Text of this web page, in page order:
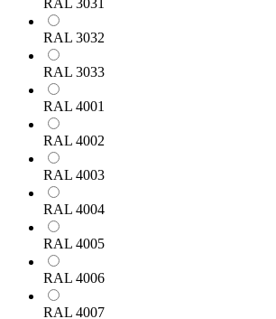
RAL 3031
RAL 3032
RAL 3033
RAL 4001
RAL 4002
RAL 4003
RAL 4004
RAL 4005
RAL 4006
RAL 4007